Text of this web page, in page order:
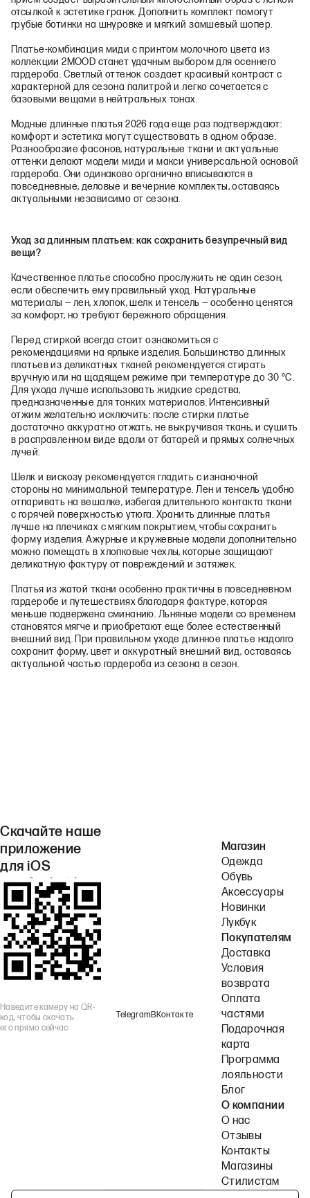
отсылкой к эстетике гранж. Дополнить комплект помогут
грубые ботинки на шнуровке и мягкий замшевый шопер.
Платье-комбинация миди с принтом молочного цвета из
коллекции 2MOOD станет удачным выбором для осеннего
гардероба. Светлый оттенок создает красивый контраст с
характерной для сезона палитрой и легко сочетается с
базовыми вещами в нейтральных тонах.
Модные длинные платья 2026 года еще раз подтверждают:
комфорт и эстетика могут существовать в одном образе.
Разнообразие фасонов, натуральные ткани и актуальные
оттенки делают модели миди и макси универсальной основой
гардероба. Они одинаково органично вписываются в
повседневные, деловые и вечерние комплекты, оставаясь
актуальными независимо от сезона.
Уход за длинным платьем: как сохранить безупречный вид
вещи?
Качественное платье способно прослужить не один сезон,
если обеспечить ему правильный уход. Натуральные
материалы — лен, хлопок, шелк и тенсель — особенно ценятся
за комфорт, но требуют бережного обращения.
Перед стиркой всегда стоит ознакомиться с
рекомендациями на ярлыке изделия. Большинство длинных
платьев из деликатных тканей рекомендуется стирать
вручную или на щадящем режиме при температуре до 30 °C.
Для ухода лучше использовать жидкие средства,
предназначенные для тонких материалов. Интенсивный
отжим желательно исключить: после стирки платье
достаточно аккуратно отжать, не выкручивая ткань, и сушить
в расправленном виде вдали от батарей и прямых солнечных
лучей.
Шелк и вискозу рекомендуется гладить с изнаночной
стороны на минимальной температуре. Лен и тенсель удобно
отпаривать на вешалке, избегая длительного контакта ткани
с горячей поверхностью утюга. Хранить длинные платья
лучше на плечиках с мягким покрытием, чтобы сохранить
форму изделия. Ажурные и кружевные модели дополнительно
можно помещать в хлопковые чехлы, которые защищают
деликатную фактуру от повреждений и затяжек.
Платья из жатой ткани особенно практичны в повседневном
гардеробе и путешествиях благодаря фактуре, которая
меньше подвержена сминанию. Льняные модели со временем
становятся мягче и приобретают еще более естественный
внешний вид. При правильном уходе длинное платье надолго
сохранит форму, цвет и аккуратный внешний вид, оставаясь
актуальной частью гардероба из сезона в сезон.
Скачайте наше
приложение
для iOS
или Android.
Наведите камеру на QR-
код, чтобы скачать
его прямо сейчас
TelegramВКонтакте
Магазин
Одежда
Обувь
Аксессуары
Новинки
Лукбук
Покупателям
Доставка
Условия
возврата
Оплата
частями
Подарочная
карта
Программа
лояльности
Блог
О компании
О нас
Отзывы
Контакты
Магазины
Стилистам